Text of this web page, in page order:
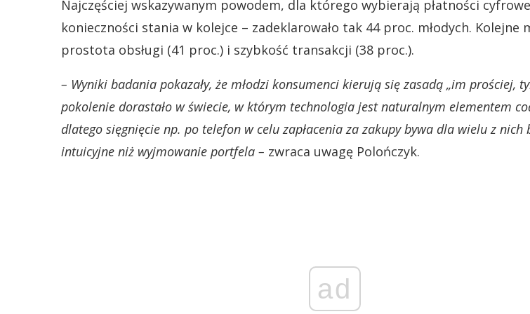
Najczęściej wskazywanym powodem, dla którego wybierają płatności
konieczności stania w kolejce – zadeklarowało tak 44 proc. młodych. Kolejne
prostota obsługi (41 proc.) i szybkość transakcji (38 proc.).
– Wyniki badania pokazały, że młodzi konsumenci kierują się zasadą „im prościej,
pokolenie dorastało w świecie, w którym technologia jest naturalnym elementem
dlatego sięgnięcie np. po telefon w celu zapłacenia za zakupy bywa dla wielu z nich
intuicyjne niż wyjmowanie portfela – zwraca uwagę Polończyk.
ad